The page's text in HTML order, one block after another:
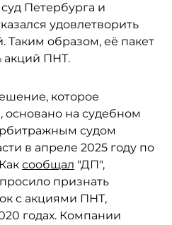
Петербурга и
удовлетворить
Таким образом, её пакет
акций ПНТ.
которое
основано на судебном
судом
в апреле 2025 году по
сообщал "ДП",
признать
с акциями ПНТ,
годах. Компании